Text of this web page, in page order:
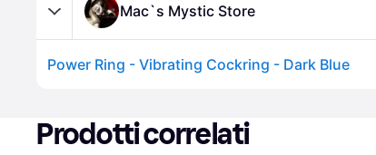
Mac`s Mystic Store
Power Ring - Vibrating Cockring - Dark Blue
Prodotti correlati